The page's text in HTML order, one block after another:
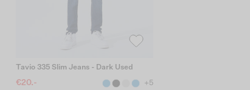
Tavio 335 Slim Jeans - Dark Used
€20.- +5